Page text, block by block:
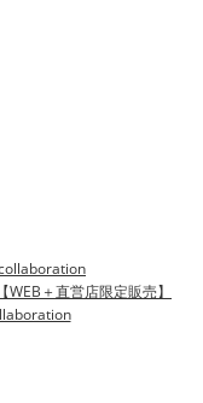
＋直営店限定販売】